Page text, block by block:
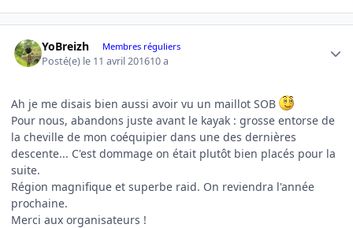
YoBreizh Membres réguliers
Posté(e) le 11 avril 201610 a
Ah je me disais bien aussi avoir vu un maillot SOB
Pour nous, abandons juste avant le kayak : grosse entorse de
la cheville de mon coéquipier dans une des dernières
descente... C'est dommage on était plutôt bien placés pour la
suite.
Région magnifique et superbe raid. On reviendra l'année
prochaine.
Merci aux organisateurs !